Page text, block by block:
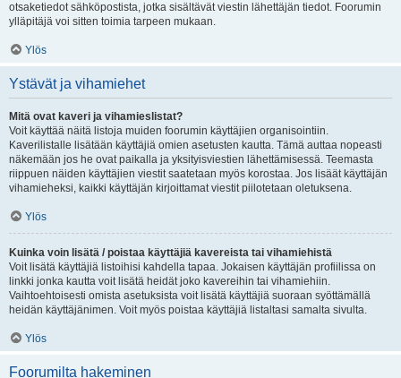
otsaketiedot sähköpostista, jotka sisältävät viestin lähettäjän tiedot. Foorumin
ylläpitäjä voi sitten toimia tarpeen mukaan.
Ylös
Ystävät ja vihamiehet
Mitä ovat kaveri ja vihamieslistat?
Voit käyttää näitä listoja muiden foorumin käyttäjien organisointiin.
Kaverilistalle lisätään käyttäjiä omien asetusten kautta. Tämä auttaa nopeasti
näkemään jos he ovat paikalla ja yksityisviestien lähettämisessä. Teemasta
riippuen näiden käyttäjien viestit saatetaan myös korostaa. Jos lisäät käyttäjän
vihamieheksi, kaikki käyttäjän kirjoittamat viestit piilotetaan oletuksena.
Ylös
Kuinka voin lisätä / poistaa käyttäjiä kavereista tai vihamiehistä
Voit lisätä käyttäjiä listoihisi kahdella tapaa. Jokaisen käyttäjän profiilissa on
linkki jonka kautta voit lisätä heidät joko kavereihin tai vihamiehiin.
Vaihtoehtoisesti omista asetuksista voit lisätä käyttäjiä suoraan syöttämällä
heidän käyttäjänimen. Voit myös poistaa käyttäjiä listaltasi samalta sivulta.
Ylös
Foorumilta hakeminen